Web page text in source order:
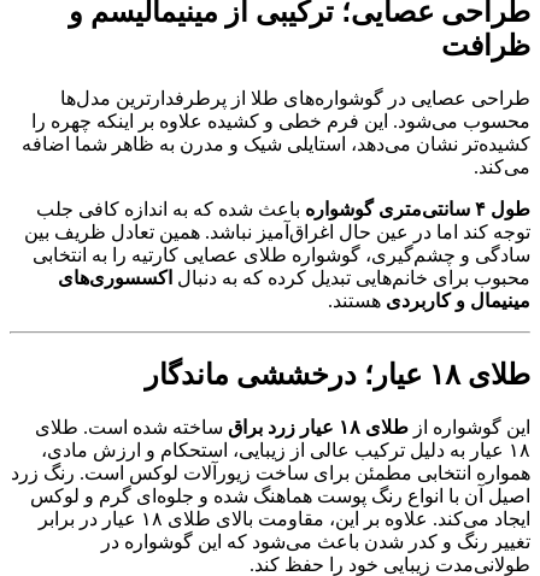
طراحی عصایی؛ ترکیبی از مینیمالیسم و
ظرافت
طراحی عصایی در گوشواره‌های طلا از پرطرفدارترین مدل‌ها
محسوب می‌شود. این فرم خطی و کشیده علاوه بر اینکه چهره را
کشیده‌تر نشان می‌دهد، استایلی شیک و مدرن به ظاهر شما اضافه
می‌کند.
طول ۴ سانتی‌متری گوشواره
باعث شده که به اندازه کافی جلب
توجه کند اما در عین حال اغراق‌آمیز نباشد. همین تعادل ظریف بین
سادگی و چشم‌گیری، گوشواره طلای عصایی کارتیه را به انتخابی
محبوب برای خانم‌هایی تبدیل کرده که به دنبال اکسسوری‌های
مینیمال و کاربردی هستند.
طلای ۱۸ عیار؛ درخششی ماندگار
این گوشواره از طلای ۱۸ عیار زرد براق
ساخته شده است. طلای
۱۸ عیار به دلیل ترکیب عالی از زیبایی، استحکام و ارزش مادی،
همواره انتخابی مطمئن برای ساخت زیورآلات لوکس است. رنگ زرد
اصیل آن با انواع رنگ پوست هماهنگ شده و جلوه‌ای گرم و لوکس
ایجاد می‌کند. علاوه بر این، مقاومت بالای طلای ۱۸ عیار در برابر
تغییر رنگ و کدر شدن باعث می‌شود که این گوشواره در
طولانی‌مدت زیبایی خود را حفظ کند.